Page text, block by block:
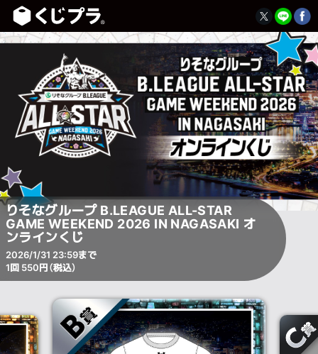
りそなグループ B.LEAGUE ALL-STAR
GAME WEEKEND 2026 IN NAGASAKI オ
ンラインくじ
2026/1/31 23:59まで
1回 550円（税込）